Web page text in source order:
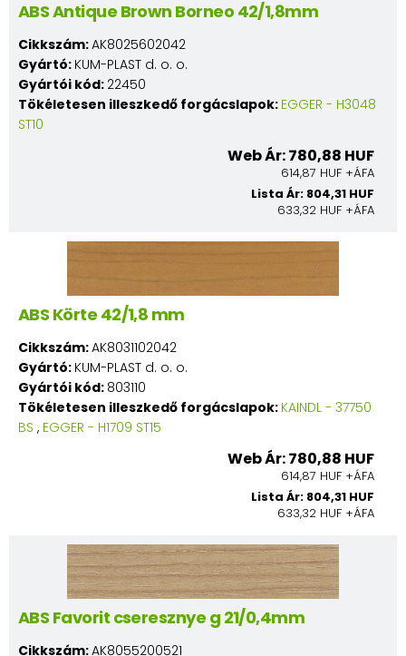
ABS Antique Brown Borneo 42/1,8mm
Cikkszám:AK8025602042
Gyártó: KUM-PLAST d. o. o.
Gyártói kód: 22450
Tökéletesen illeszkedő forgácslapok: EGGER - H3048
ST10
Web Ár: 780,88 HUF
614,87 HUF +ÁFA
Lista Ár: 804,31 HUF
633,32 HUF +ÁFA
ABS Körte 42/1,8 mm
Cikkszám:AK8031102042
Gyártó: KUM-PLAST d. o. o.
Gyártói kód: 803110
Tökéletesen illeszkedő forgácslapok: KAINDL - 37750
BS , EGGER - H1709 ST15
Web Ár: 780,88 HUF
614,87 HUF +ÁFA
Lista Ár: 804,31 HUF
633,32 HUF +ÁFA
ABS Favorit cseresznye g 21/0,4mm
Cikkszám:AK8055200521